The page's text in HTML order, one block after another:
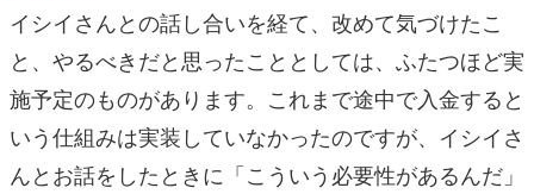
イシイさんとの話し合いを経て、改めて気づけたこ
と、やるべきだと思ったこととしては、ふたつほど実
施予定のものがあります。これまで途中で入金すると
いう仕組みは実装していなかったのですが、イシイさ
んとお話をしたときに「こういう必要性があるんだ」